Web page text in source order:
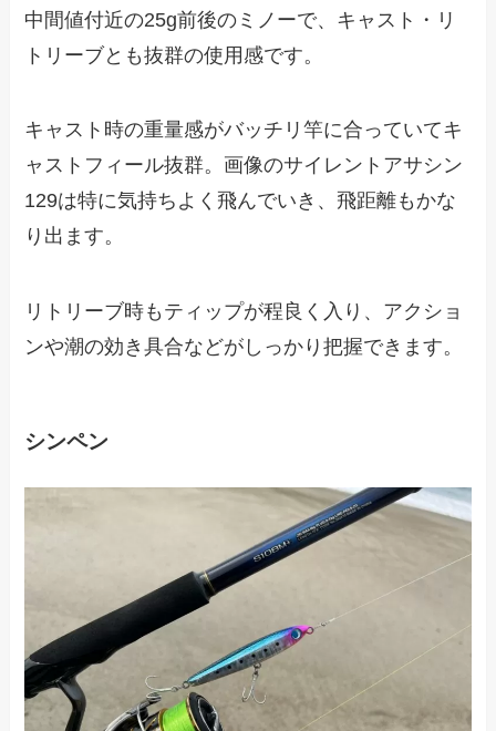
中間値付近の25g前後のミノーで、キャスト・リ
トリーブとも抜群の使用感です。
キャスト時の重量感がバッチリ竿に合っていてキ
ャストフィール抜群。画像のサイレントアサシン
129は特に気持ちよく飛んでいき、飛距離もかな
り出ます。
リトリーブ時もティップが程良く入り、アクショ
ンや潮の効き具合などがしっかり把握できます。
シンペン